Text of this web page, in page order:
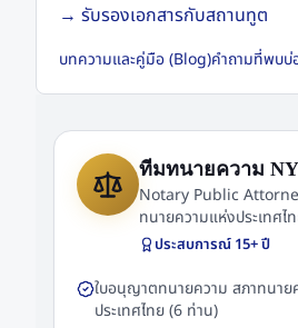
→ รับรองเอกสารกับสถานทูต
บทความและคู่มือ (Blog)คำถามที่พบบ่
ทีมทนายความ
Notary Public
ทนายความแห่งประเทศไ
ประสบการณ์ 15+ ปี
ใบอนุญาตทนายความ สภาทนาย
ประเทศไทย (6 ท่าน)